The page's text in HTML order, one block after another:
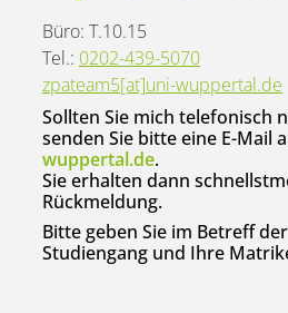
Büro: T.10.15
Tel.: 0202-439-5070
zpateam5[at]uni-wuppertal.de
Sollten Sie mich telefonisch
senden Sie bitte eine E-Mail
wuppertal.de.
Sie erhalten dann
Rückmeldung.
Bitte geben Sie im Betreff
Studiengang und Ihre